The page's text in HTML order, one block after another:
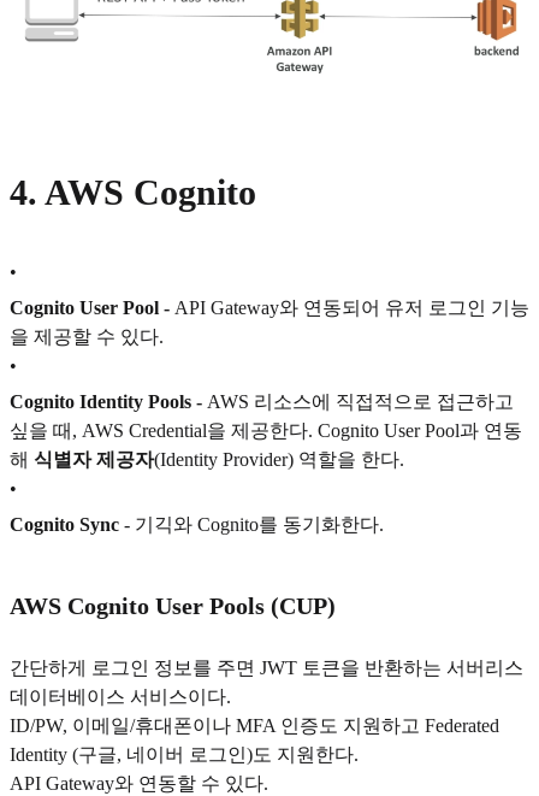
4. AWS Cognito
•
Cognito User Pool - API Gateway와 연동되어 유저 로그인 기능
을 제공할 수 있다.
•
Cognito Identity Pools - AWS 리소스에 직접적으로 접근하고
싶을 때, AWS Credential을 제공한다. Cognito User Pool과 연동
해 식별자 제공자(Identity Provider) 역할을 한다.
•
Cognito Sync - 기긱와 Cognito를 동기화한다.
AWS Cognito User Pools (CUP)
간단하게 로그인 정보를 주면 JWT 토큰을 반환하는 서버리스
데이터베이스 서비스이다.
ID/PW, 이메일/휴대폰이나 MFA 인증도 지원하고 Federated
Identity (구글, 네이버 로그인)도 지원한다.
API Gateway와 연동할 수 있다.